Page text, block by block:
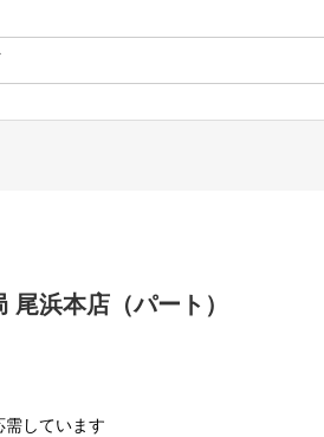
尾浜本店（パート）
しています